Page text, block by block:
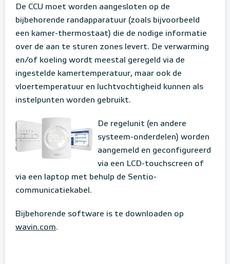
De CCU moet worden aangesloten op de
bijbehorende randapparatuur (zoals bijvoorbeeld
een kamer-thermostaat) die de nodige informatie
over de aan te sturen zones levert. De verwarming
en/of koeling wordt meestal geregeld via de
ingestelde kamertemperatuur, maar ook de
vloertemperatuur en luchtvochtigheid kunnen als
instelpunten worden gebruikt.
De regelunit (en andere
systeem-onderdelen) worden
aangemeld en geconfigureerd
via een LCD-touchscreen of
via een laptop met behulp de Sentio-
communicatiekabel.
Bijbehorende software is te downloaden op
wavin.com.